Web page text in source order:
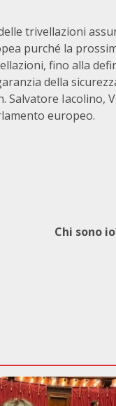
trivellazioni
purché la
fino alla
della
Salvatore Iacolino,
europeo.
Chi sono